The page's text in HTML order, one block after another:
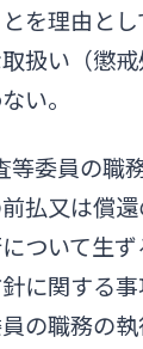
を理由と
扱い（懲
い。
等委員の職
払又は償
ついて生
に関する
の職務の